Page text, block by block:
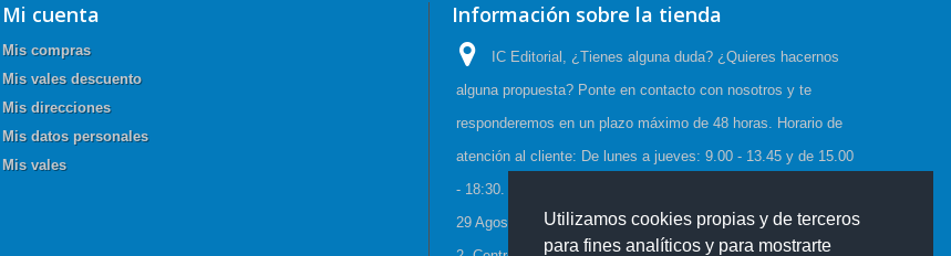
Utilizamos cookies propias y de terceros
para fines analíticos y para mostrarte
Mi cuenta
Mis compras
Mis vales descuento
Mis direcciones
Mis datos personales
Mis vales
Información sobre la tienda
IC Editorial, ¿Tienes alguna duda? ¿Quieres hacernos
alguna propuesta? Ponte en contacto con nosotros y te
responderemos en un plazo máximo de 48 horas. Horario de
atención al cliente: De lunes a jueves: 9.00 - 13.45 y de 15.00
- 18:30. Viernes: 9.00 - 15.00, Horario de Verano:(23 Junio a
29 Agosto) De lunes a viernes: 08:00-15:00, C/Cueva de Viera